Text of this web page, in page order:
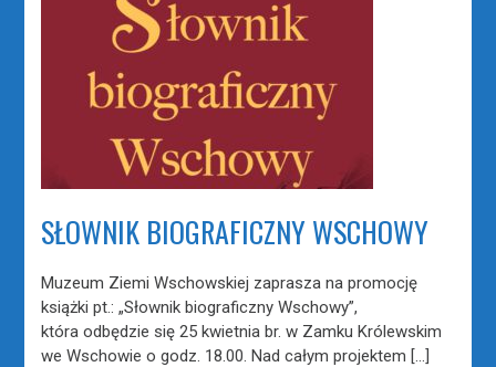
SŁOWNIK BIOGRAFICZNY WSCHOWY
Muzeum Ziemi Wschowskiej zaprasza na promocję
książki pt.: „Słownik biograficzny Wschowy”,
która odbędzie się 25 kwietnia br. w Zamku Królewskim
we Wschowie o godz. 18.00. Nad całym projektem […]